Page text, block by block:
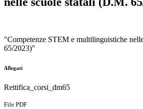
"Competenze STEM e multilinguistiche
65/2023)"
Allegati
Rettifica_corsi_dm65
File PDF